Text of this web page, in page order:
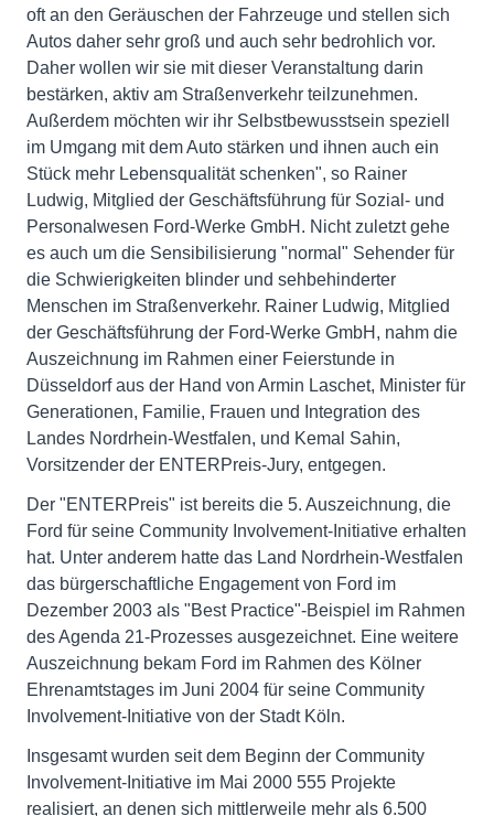
oft an den Geräuschen der Fahrzeuge und stellen sich
Autos daher sehr groß und auch sehr bedrohlich vor.
Daher wollen wir sie mit dieser Veranstaltung darin
bestärken, aktiv am Straßenverkehr teilzunehmen.
Außerdem möchten wir ihr Selbstbewusstsein speziell
im Umgang mit dem Auto stärken und ihnen auch ein
Stück mehr Lebensqualität schenken", so Rainer
Ludwig, Mitglied der Geschäftsführung für Sozial- und
Personalwesen Ford-Werke GmbH. Nicht zuletzt gehe
es auch um die Sensibilisierung "normal" Sehender für
die Schwierigkeiten blinder und sehbehinderter
Menschen im Straßenverkehr. Rainer Ludwig, Mitglied
der Geschäftsführung der Ford-Werke GmbH, nahm die
Auszeichnung im Rahmen einer Feierstunde in
Düsseldorf aus der Hand von Armin Laschet, Minister für
Generationen, Familie, Frauen und Integration des
Landes Nordrhein-Westfalen, und Kemal Sahin,
Vorsitzender der ENTERPreis-Jury, entgegen.
Der "ENTERPreis" ist bereits die 5. Auszeichnung, die
Ford für seine Community Involvement-Initiative erhalten
hat. Unter anderem hatte das Land Nordrhein-Westfalen
das bürgerschaftliche Engagement von Ford im
Dezember 2003 als "Best Practice"-Beispiel im Rahmen
des Agenda 21-Prozesses ausgezeichnet. Eine weitere
Auszeichnung bekam Ford im Rahmen des Kölner
Ehrenamtstages im Juni 2004 für seine Community
Involvement-Initiative von der Stadt Köln.
Insgesamt wurden seit dem Beginn der Community
Involvement-Initiative im Mai 2000 555 Projekte
realisiert, an denen sich mittlerweile mehr als 6.500